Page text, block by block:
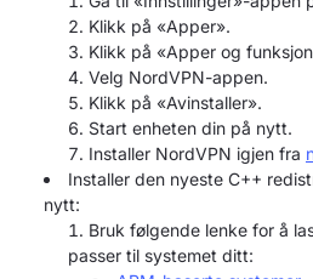
Klikk på «Apper».
Klikk på «Apper og
Velg NordVPN-appen.
Klikk på «Avinstaller».
Start enheten din på nytt.
Installer NordVPN igjen fra
Installer den nyeste C++
nytt:
Bruk følgende lenke for å
passer til systemet ditt: